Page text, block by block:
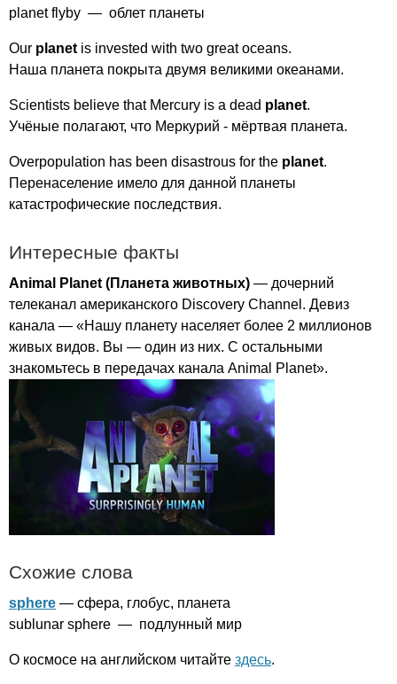
planet flyby — облет планеты
Our planet is invested with two great oceans.
Наша планета покрыта двумя великими океанами.
Scientists believe that Mercury is a dead planet.
Учёные полагают, что Меркурий - мёртвая планета.
Overpopulation has been disastrous for the planet.
Перенаселение имело для данной планеты
катастрофические последствия.
Интересные факты
Animal Planet (Планета животных) — дочерний
телеканал американского Discovery Channel . Девиз
канала — «Нашу планету населяет более 2 миллионов
живых видов. Вы — один из них. C остальными
знакомьтесь в передачах канала Animal Planet».
Схожие слова
sphere — сфера, глобус, планета
sublunar sphere — подлунный мир
О космосе на английском читайте здесь.